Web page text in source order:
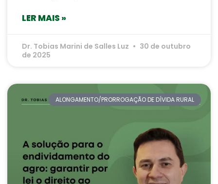
LER MAIS »
Dr. Tobias Marini de Salles Luz
30 de outubro
de 2025
ALONGAMENTO/PRORROGAÇÃO DE DÍVIDA RURAL